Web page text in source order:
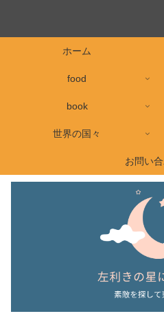
ホーム
food
book
世界の国々
お問い